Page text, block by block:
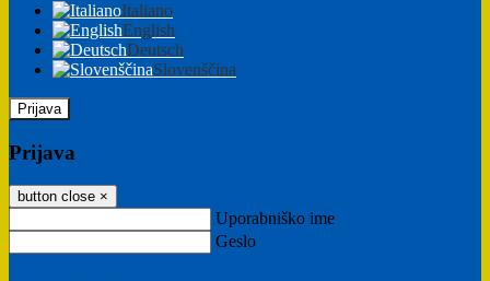
Italiano
English
Deutsch
Slovenščina
Prijava
Prijava
button close ×
Uporabniško ime
Geslo